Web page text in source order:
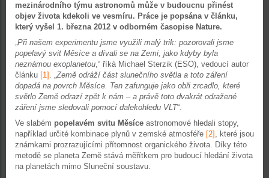
mezinárodního týmu astronomů může v budoucnu přinést
objev života kdekoli ve vesmíru. Práce je popsána v článku,
který vyšel 1. března 2012 v odborném časopise Nature.
„Při našem experimentu jsme využili malý trik: pozorovali jsme
popelavý svit Měsíce a dívali se na Zemi, jako kdyby byla
neznámou exoplanetou,“ říká Michael Sterzik (ESO), vedoucí autor
článku [1] . „Země odráží část slunečního světla a toto záření
dopadá na povrch Měsíce. Ten zafunguje jako obři zrcadlo, které
světlo Země odrazí zpět k nám – a právě toto dvakrát odražené
záření jsme sledovali pomocí dalekohledu VLT“.
Ve slabém popelavém svitu Měsíce astronomové hledali stopy,
například určité kombinace plynů v zemské atmosféře [2] , které jsou
známkami prozrazujícími přítomnost organického života. Díky této
metodě se planeta Země stává měřítkem pro budoucí hledání života
na planetách mimo Sluneční soustavu.